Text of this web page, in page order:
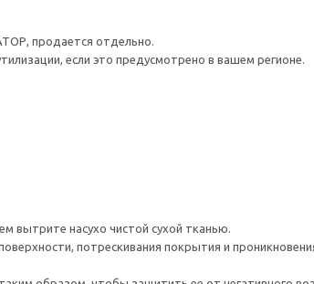
продается отдельно.
если это предусмотрено в вашем регионе.
вытрите насухо чистой сухой тканью.
потрескивания покрытия и